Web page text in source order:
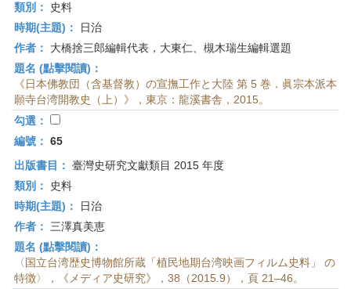
類別：
史料
時期(主題)：
日治
作者：
大橋捨三郎編輯代表，大東仁、槻木瑞生編輯選題
題名 (點擊閱讀)：
《日本佛教団（含基督教）の宣撫工作と大陸 第 5 巻．眞宗本派本
願寺台湾開教史（上）》，東京：龍溪書舎，2015。
勾選：
編號： 65
出版書目： 臺灣史研究文獻類目 2015 年度
類別：
史料
時期(主題)：
日治
作者：
三澤真美恵
題名 (點擊閱讀)：
〈国立台湾歴史博物館所蔵「植民地期台湾映画フィルム史料」 の
特徴〉，《メディア史研究》，38（2015.9），頁 21–46。